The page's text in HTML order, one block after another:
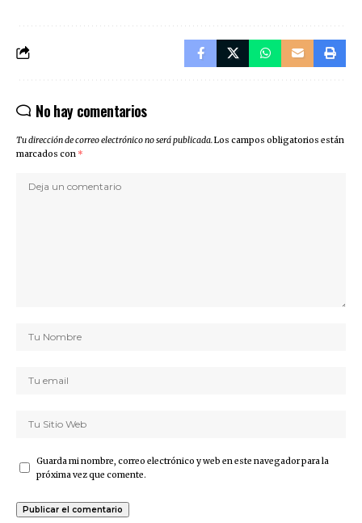
No hay comentarios
Tu dirección de correo electrónico no será publicada.Los campos obligatorios están
marcados con *
Guarda mi nombre, correo electrónico y web en este navegador para la
próxima vez que comente.